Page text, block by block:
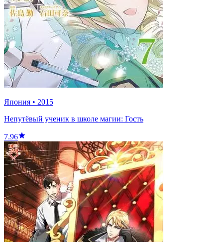
Япония • 2015
Непутёвый ученик в школе магии: Гость
7.96